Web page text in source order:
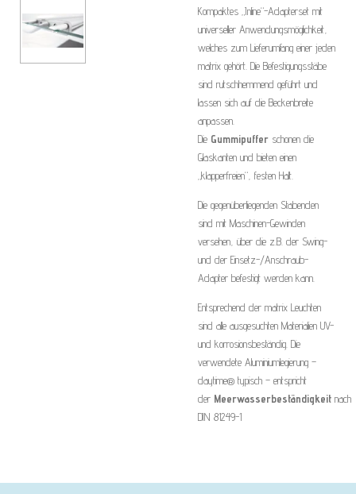
Kompaktes „Inline“-Adapterset mit
universeller Anwendungsmöglichkeit,
welches zum Lieferumfang einer jeden
matrix gehört. Die Befestigungsstäbe
sind rutschhemmend geführt und
lassen sich auf die Beckenbreite
anpassen.
Die Gummipuffer schonen die
Glaskanten und bieten einen
„klapperfreien“, festen Halt.
Die gegenüberliegenden Stabenden
sind mit Maschinen-Gewinden
versehen, über die z.B. der Swing-
und der Einsetz-/Anschraub-
Adapter befestigt werden kann.
Entsprechend der matrix Leuchten
sind alle ausgesuchten Materialien UV-
und korrosionsbeständig. Die
verwendete Aluminiumlegierung –
daytime® typisch – entspricht
der Meerwasserbeständigkeit nach
DIN 81249-1